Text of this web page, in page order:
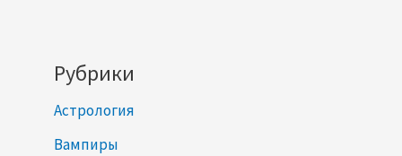
Рубрики
Астрология
Вампиры